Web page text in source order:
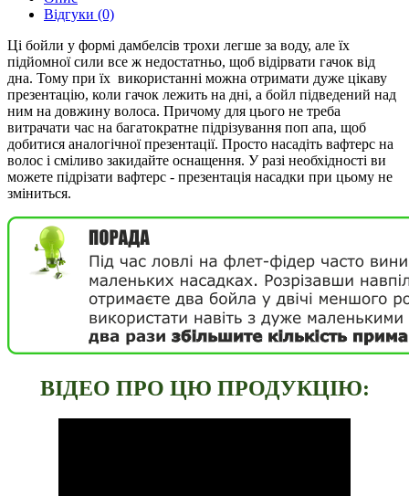
Відгуки (0)
Ці бойли у формі дамбелсiв трохи легше за воду, але їх
підйомної сили все ж недостатньо, щоб відірвати гачок від
дна. Тому при їх використанні можна отримати дуже цікаву
презентацію, коли гачок лежить на дні, а бойл підведений над
ним на довжину волоса. Причому для цього не треба
витрачати час на багатократне підрізування поп апа, щоб
добитися аналогічної презентації. Просто насадіть вафтерс на
волос і сміливо закидайте оснащення. У разi необхідності ви
можете підрізати вафтерс - презентація насадки при цьому не
зміниться.
ВIДЕО ПРО ЦЮ ПРОДУКЦIЮ: